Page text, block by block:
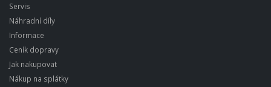
Servis
Náhradní díly
Informace
Ceník dopravy
Jak nakupovat
Nákup na splátky